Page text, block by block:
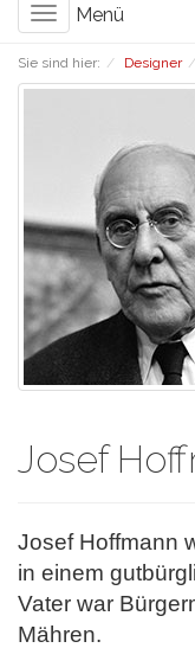
Toggle
Menü
Sie sind hier: Designer
Josef
Josef Hoffmann
in einem
Vater war
Mähren.